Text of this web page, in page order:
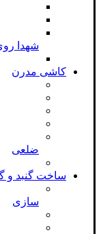
شهدا
کاشی مدرن
ضلعی
ساخت گنبد و
سازی